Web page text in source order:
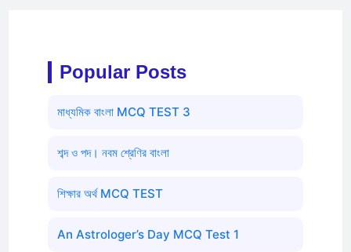
Popular Posts
মাধ্যমিক বাংলা MCQ TEST 3
শব্দ ও পদ। নবম শ্রেণির বাংলা
শিক্ষার অর্থ MCQ TEST
An Astrologer’s Day MCQ Test 1